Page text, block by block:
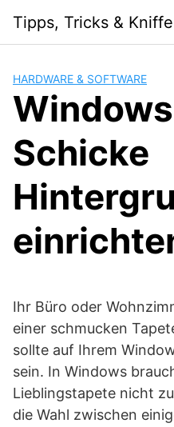
content
Tipps, Tricks & Kniffe
HARDWARE & SOFTWARE
Schicke
Ihr Büro oder
einer schmucken
sollte auf Ihrem
sein. In Windows
Lieblingstapete nicht
die Wahl zwischen